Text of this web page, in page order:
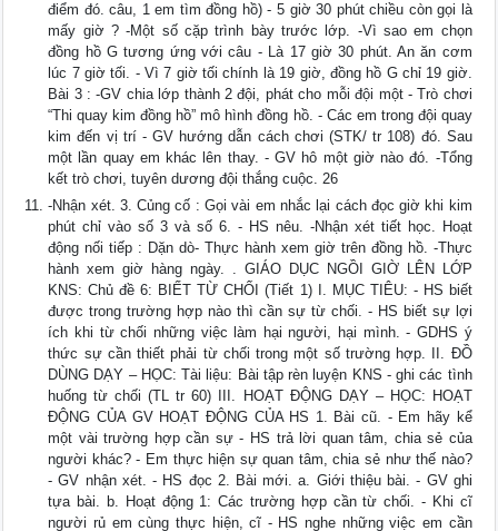
điểm đó. câu, 1 em tìm đồng hồ) - 5 giờ 30 phút chiều còn gọi là
mấy giờ ? -Một số cặp trình bày trước lớp. -Vì sao em chọn
đồng hồ G tương ứng với câu - Là 17 giờ 30 phút. An ăn cơm
lúc 7 giờ tối. - Vì 7 giờ tối chính là 19 giờ, đồng hồ G chỉ 19 giờ.
Bài 3 : -GV chia lớp thành 2 đội, phát cho mỗi đội một - Trò chơi
“Thi quay kim đồng hồ” mô hình đồng hồ. - Các em trong đội quay
kim đến vị trí - GV hướng dẫn cách chơi (STK/ tr 108) đó. Sau
một lần quay em khác lên thay. - GV hô một giờ nào đó. -Tổng
kết trò chơi, tuyên dương đội thắng cuộc. 26
-Nhận xét. 3. Củng cố : Gọi vài em nhắc lại cách đọc giờ khi kim
phút chỉ vào số 3 và số 6. - HS nêu. -Nhận xét tiết học. Hoạt
động nối tiếp : Dặn dò- Thực hành xem giờ trên đồng hồ. -Thực
hành xem giờ hàng ngày. . GIÁO DỤC NGỒI GIỜ LÊN LỚP
KNS: Chủ đề 6: BIẾT TỪ CHỐI (Tiết 1) I. MỤC TIÊU: - HS biết
được trong trường hợp nào thì cần sự từ chối. - HS biết sự lợi
ích khi từ chối những việc làm hại người, hại mình. - GDHS ý
thức sự cần thiết phải từ chối trong một số trường hợp. II. ĐỒ
DÙNG DẠY – HỌC: Tài liệu: Bài tập rèn luyện KNS - ghi các tình
huống từ chối (TL tr 60) III. HOẠT ĐỘNG DẠY – HỌC: HOẠT
ĐỘNG CỦA GV HOẠT ĐỘNG CỦA HS 1. Bài cũ. - Em hãy kể
một vài trường hợp cần sự - HS trả lời quan tâm, chia sẻ của
người khác? - Em thực hiện sự quan tâm, chia sẻ như thế nào?
- GV nhận xét. - HS đọc 2. Bài mới. a. Giới thiệu bài. - GV ghi
tựa bài. b. Hoạt động 1: Các trường hợp cần từ chối. - Khi cĩ
người rủ em cùng thực hiện, cĩ - HS nghe những việc em cần